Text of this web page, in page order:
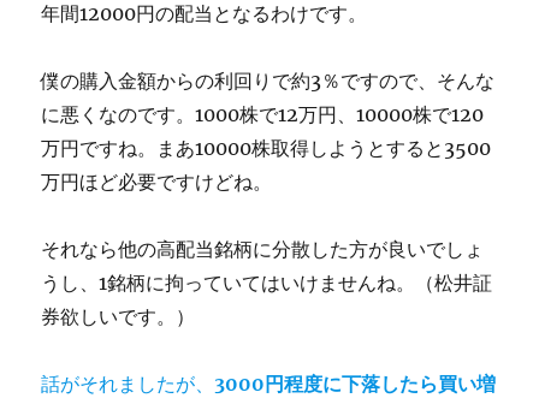
年間12000円の配当となるわけです。
僕の購入金額からの利回りで約3％ですので、そんな
に悪くなのです。1000株で12万円、10000株で120
万円ですね。まあ10000株取得しようとすると3500
万円ほど必要ですけどね。
それなら他の高配当銘柄に分散した方が良いでしょ
うし、1銘柄に拘っていてはいけませんね。（松井証
券欲しいです。）
話がそれましたが、 3000円程度に下落したら買い増